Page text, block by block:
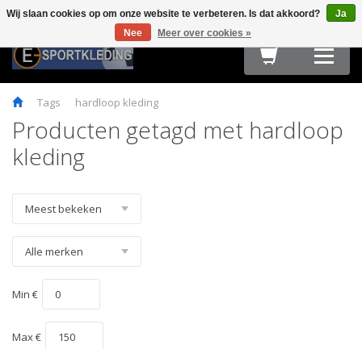
Terug
HARDLOOPKLEDING
Terug
TEAMWEAR
Terug
FIETSKLEDING
Terug
FITNESS
Terug
OUTDOOR
Terug
ACCESSOIRES
Terug
E-SPORT & GAMING
Terug
OBSTACLE RUN & BOOTCAMP
Terug
MAATTABELLEN
Tags hardloop kleding
Producten getagd met hardloop
kleding
Min €
Max €
Wij slaan cookies op om onze website te verbeteren. Is dat akkoord?
Ja
Nee
Meer over cookies »